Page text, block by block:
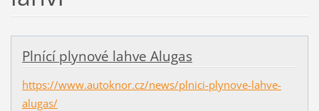
Plnící plynové lahve Alugas
https://www.autoknor.cz/news/plnici-plynove-lahve-
alugas/